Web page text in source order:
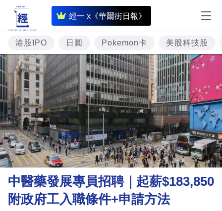
經一 x《華爾街日報》
即
時
財
經
專
題
投
資
樓
市
理
財
商
港股IPO 日圓 Pokemon卡 美股科技股
中醫藥發展專員招聘｜起薪$183,850
附政府工入職條件+申請方法